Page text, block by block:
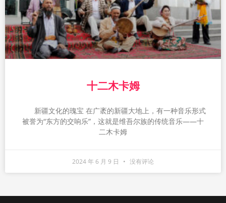
十二木卡姆
新疆文化的瑰宝 在广袤的新疆大地上，有一种音乐形式
被誉为“东方的交响乐”，这就是维吾尔族的传统音乐——十
二木卡姆
2024 年 6 月 9 日 没有评论